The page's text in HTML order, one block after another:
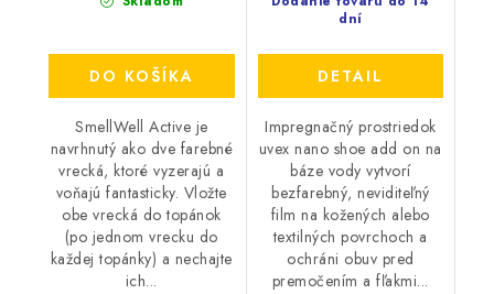
DO KOŠÍKA
SmellWell Active je
navrhnutý ako dve farebné
vrecká, ktoré vyzerajú a
voňajú fantasticky. Vložte
obe vrecká do topánok
(po jednom vrecku do
každej topánky) a nechajte
ich...
dní
DETAIL
Impregnačný prostriedok
uvex nano shoe add on na
báze vody vytvorí
bezfarebný, neviditeľný
film na kožených alebo
textilných povrchoch a
ochráni obuv pred
premočením a fľakmi...